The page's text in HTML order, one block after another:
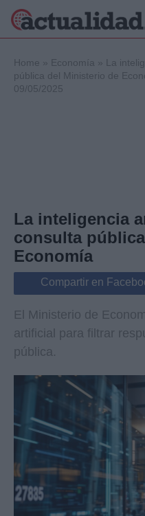
Internacional
Viajes
Home » Economía »
La
pública del Ministerio de
09/05/2025
La inteligencia
consulta
Economía
Compartir en
El Ministerio de
artificial para filtrar
pública.